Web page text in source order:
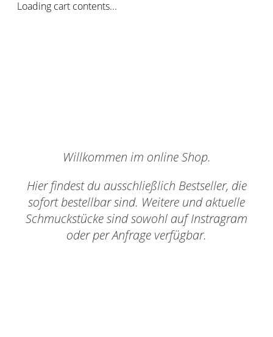
Loading cart contents...
Willkommen im online Shop.
Hier findest du ausschließlich Bestseller, die
sofort bestellbar sind. Weitere und aktuelle
Schmuckstücke sind sowohl auf Instragram
oder per Anfrage verfügbar.